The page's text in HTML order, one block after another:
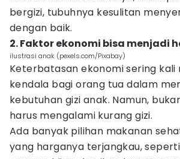
bergizi, tubuhnya kesulitan
dengan baik.
2. Faktor ekonomi bisa menjadi
ilustrasi anak (pexels.com/Pixabay)
Keterbatasan ekonomi sering kali
kendala bagi orang tua dalam
kebutuhan gizi anak. Namun,
harus mengalami kurang gizi.
Ada banyak pilihan makanan
yang harganya terjangkau,